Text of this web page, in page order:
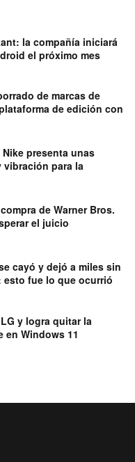
la compañía iniciará
el próximo mes
de marcas de
de edición con
presenta unas
para la
de Warner Bros.
el juicio
cayó y dejó a miles sin
fue lo que ocurrió
y logra quitar la
en Windows 11